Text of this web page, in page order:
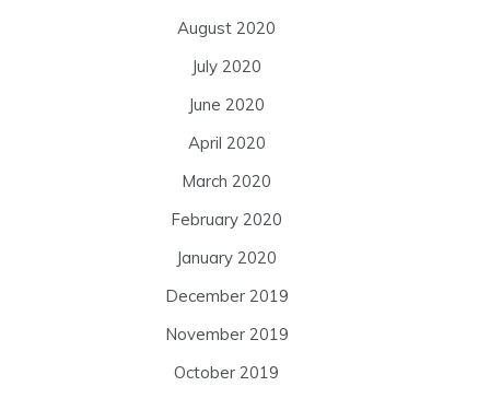
August 2020
July 2020
June 2020
April 2020
March 2020
February 2020
January 2020
December 2019
November 2019
October 2019